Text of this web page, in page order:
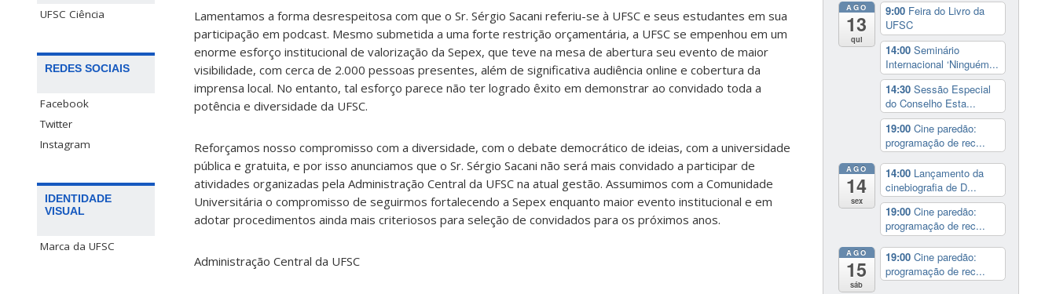
UFSC Ciência
REDES SOCIAIS
Facebook
Twitter
Instagram
IDENTIDADE
VISUAL
Marca da UFSC
Lamentamos a forma desrespeitosa com que o Sr. Sérgio Sacani referiu-se à UFSC e seus estudantes em sua
participação em podcast. Mesmo submetida a uma forte restrição orçamentária, a UFSC se empenhou em um
enorme esforço institucional de valorização da Sepex, que teve na mesa de abertura seu evento de maior
visibilidade, com cerca de 2.000 pessoas presentes, além de significativa audiência online e cobertura da
imprensa local. No entanto, tal esforço parece não ter logrado êxito em demonstrar ao convidado toda a
potência e diversidade da UFSC.
Reforçamos nosso compromisso com a diversidade, com o debate democrático de ideias, com a universidade
pública e gratuita, e por isso anunciamos que o Sr. Sérgio Sacani não será mais convidado a participar de
atividades organizadas pela Administração Central da UFSC na atual gestão. Assumimos com a Comunidade
Universitária o compromisso de seguirmos fortalecendo a Sepex enquanto maior evento institucional e em
adotar procedimentos ainda mais criteriosos para seleção de convidados para os próximos anos.
Administração Central da UFSC
AGO
13
qui
9:00 Feira do Livro da
UFSC
14:00 Seminário
Internacional ‘Ninguém...
14:30 Sessão Especial
do Conselho Esta...
19:00 Cine paredão:
programação de rec...
AGO
14
sex
14:00 Lançamento da
cinebiografia de D...
19:00 Cine paredão:
programação de rec...
AGO
15
sáb
19:00 Cine paredão:
programação de rec...